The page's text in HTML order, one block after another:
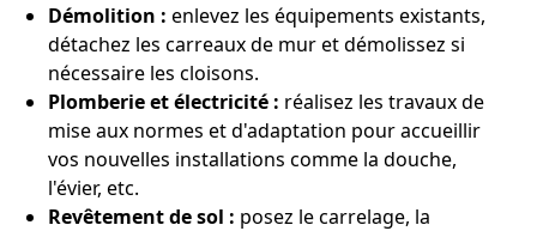
Démolition : enlevez les équipements existants,
détachez les carreaux de mur et démolissez si
nécessaire les cloisons.
Plomberie et électricité : réalisez les travaux de
mise aux normes et d'adaptation pour accueillir
vos nouvelles installations comme la douche,
l'évier, etc.
Revêtement de sol : posez le carrelage, la